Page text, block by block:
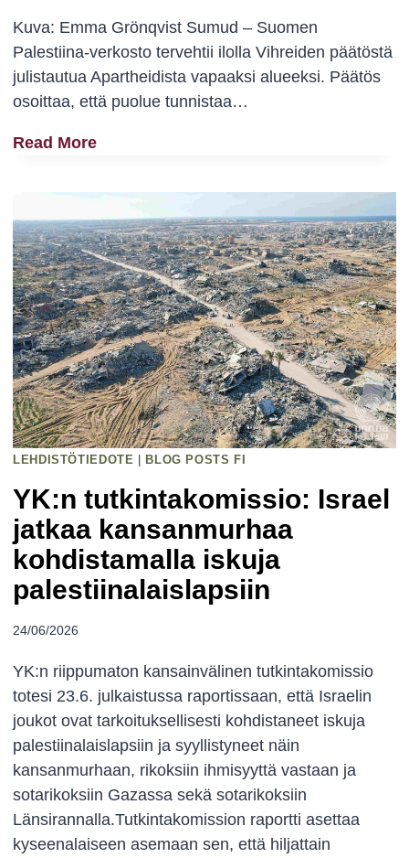
T
A
O
N
I
V
O
I
T
T
O
O
N
–
K
A
T
S
O
M
I
O
L
E
M
M
E
S
A
Kuva: Emma Grönqvist Sumud – Suomen
Palestiina-verkosto tervehtii ilolla Vihreiden päätöstä
julistautua Apartheidista vapaaksi alueeksi. Päätös
osoittaa, että puolue tunnistaa…
Read MoreV
H
R
E
Ä
T
L
I
I
T
T
Y
Y
P
A
R
T
I
LEHDISTÖTIEDOTE BLOG POSTS FI
YK:n tutkintakomissio: Israel
jatkaa kansanmurhaa
kohdistamalla iskuja
palestiinalaislapsiin
24/06/2026
YK:n riippumaton kansainvälinen tutkintakomissio
totesi 23.6. julkaistussa raportissaan, että Israelin
joukot ovat tarkoituksellisesti kohdistaneet iskuja
palestiinalaislapsiin ja syyllistyneet näin
kansanmurhaan, rikoksiin ihmisyyttä vastaan ja
sotarikoksiin Gazassa sekä sotarikoksiin
Länsirannalla.Tutkintakomission raportti asettaa
kyseenalaiseen asemaan sen, että hiljattain